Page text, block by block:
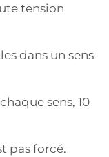
tension
dans un sens
sens, 10
pas forcé.